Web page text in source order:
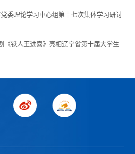
委理论学习中心组第十七次集体学习研讨
《铁人王进喜》亮相辽宁省第十届大学生